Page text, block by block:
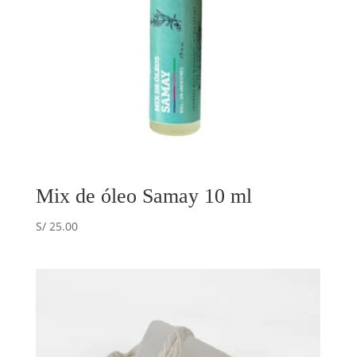
Mix de óleo Samay 10 ml
S/25.00